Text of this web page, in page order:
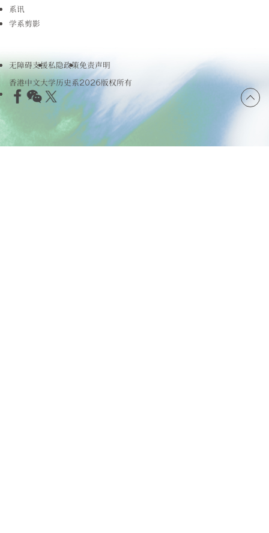
系讯
学系剪影
无障碍支援私隐政策免责声明
香港中文大学历史系2026版权所有